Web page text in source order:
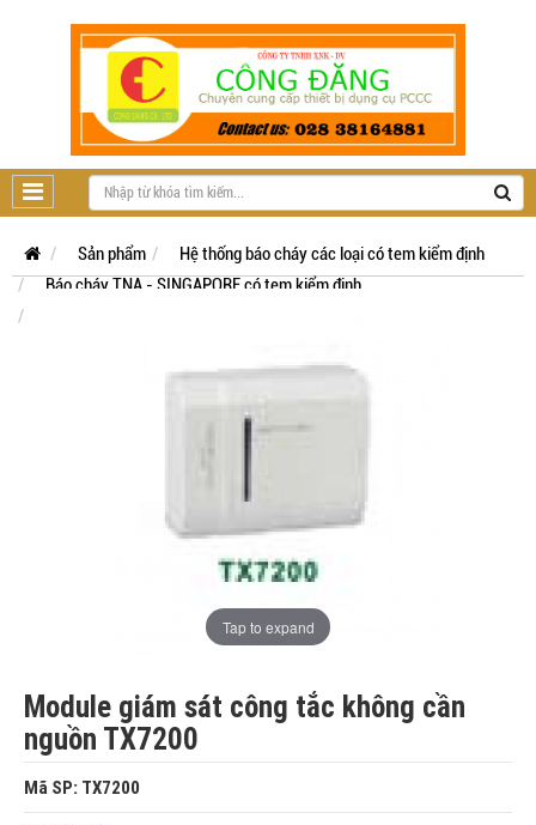
Sản phẩm
Hệ thống báo cháy các loại có tem kiểm định
Báo cháy TNA - SINGAPORE có tem kiểm định
Tap to expand
Module giám sát công tắc không cần
nguồn TX7200
Mã SP: TX7200